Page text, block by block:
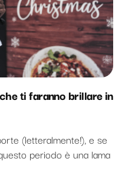
ti faranno brillare in
(letteralmente!), e se
periodo è una lama